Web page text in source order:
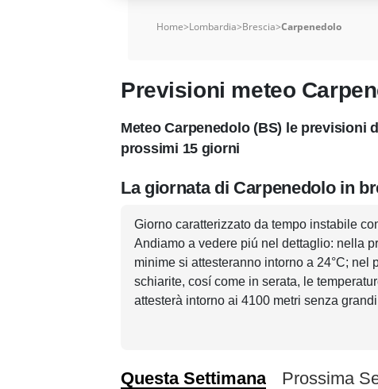
Home>Lombardia>Brescia>Carpenedolo
Previsioni meteo
Meteo Carpenedolo (BS) le previsioni
prossimi 15 giorni
La giornata di Carpenedolo in
Giorno caratterizzato da tempo instabile
Andiamo a vedere piú nel dettaglio: nella
minime si attesteranno intorno a 24°C;
schiarite, cosí come in serata, le
attesterà intorno ai 4100 metri senza
Questa Settimana Prossima